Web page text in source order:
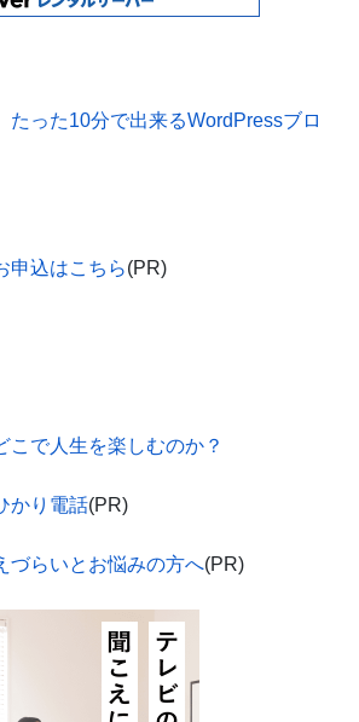
たった10分で出来るWordPressブロ
申込はこちら(PR)
こで人生を楽しむのか？
かり電話(PR)
づらいとお悩みの方へ(PR)